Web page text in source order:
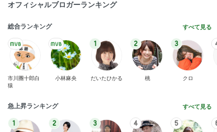
オフィシャルブロガーランキング
総合ランキング すべて見る
市川團十郎白
猿
小林麻央
1
だいたひかる
2
桃
3
クロ
急上昇ランキング すべて見る
1 2 3 4 5